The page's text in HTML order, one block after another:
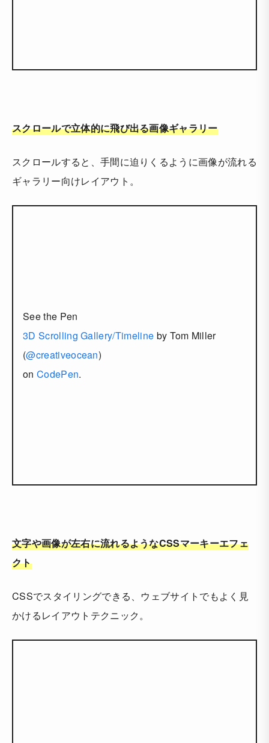
スクロールで立体的に飛び出る画像ギャラリー
スクロールすると、手間に迫りくるように画像が流れる
ギャラリー向けレイアウト。
See the Pen
3D Scrolling Gallery/Timeline by Tom Miller
(@creativeocean)
on CodePen.
文字や画像が左右に流れるようなCSSマーキーエフェ
クト
CSSでスタイリングできる、ウェブサイトでもよく見
かけるレイアウトテクニック。